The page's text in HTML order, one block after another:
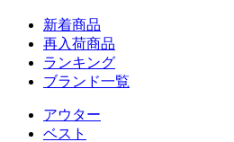
新着商品
再入荷商品
ランキング
ブランド一覧
アウター
ベスト